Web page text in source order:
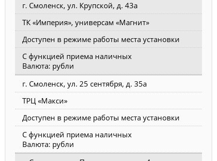
г. Смоленск, ул. Крупской, д. 43а
ТК «Империя», универсам «Магнит»
Доступен в режиме работы места установки
С функцией приема наличных
Валюта: рубли
г. Смоленск, ул. 25 сентября, д. 35а
ТРЦ «Макси»
Доступен в режиме работы места установки
С функцией приема наличных
Валюта: рубли